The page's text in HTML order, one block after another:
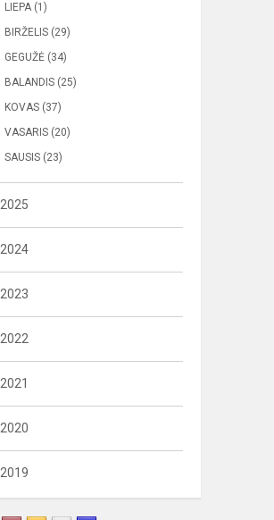
LIEPA (1)
BIRŽELIS (29)
GEGUŽĖ (34)
BALANDIS (25)
KOVAS (37)
VASARIS (20)
SAUSIS (23)
2025
2024
2023
2022
2021
2020
2019